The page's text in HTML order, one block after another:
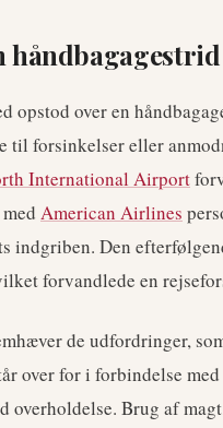
håndbagagestrid
opstod over en
til forsinkelser eller
International Airport
American Airlines
indgriben. Den
forvandlede en
de udfordringer,
over for i forbindelse
overholdelse. Brug af